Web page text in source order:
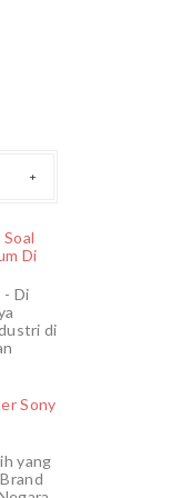
Di
- Di
di
Sony
yang